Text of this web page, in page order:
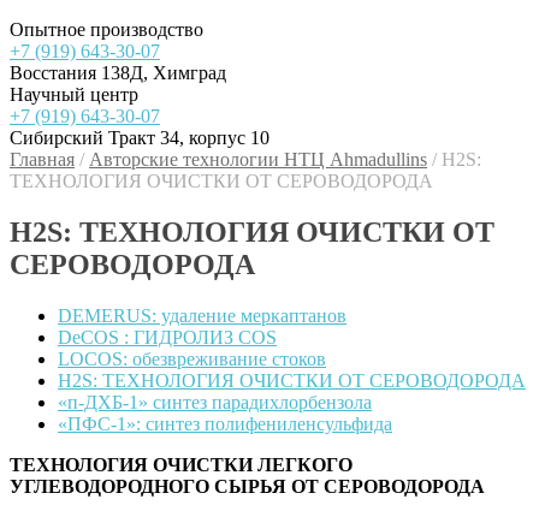
Опытное производство
+7 (919) 643-30-07
Восстания 138Д, Химград
Научный центр
+7 (919) 643-30-07
Сибирский Тракт 34, корпус 10
Главная / Авторские технологии НТЦ Ahmadullins /H2S:
ТЕХНОЛОГИЯ ОЧИСТКИ ОТ СЕРОВОДОРОДА
H2S: ТЕХНОЛОГИЯ ОЧИСТКИ ОТ
СЕРОВОДОРОДА
DEMERUS: удаление меркаптанов
DeCOS : ГИДРОЛИЗ COS
LOCOS: обезвреживание стоков
H2S: ТЕХНОЛОГИЯ ОЧИСТКИ ОТ СЕРОВОДОРОДА
«п-ДХБ-1» синтез парадихлорбензола
«ПФС-1»: синтез полифениленсульфида
ТЕХНОЛОГИЯ ОЧИСТКИ ЛЕГКОГО
УГЛЕВОДОРОДНОГО СЫРЬЯ ОТ СЕРОВОДОРОДА